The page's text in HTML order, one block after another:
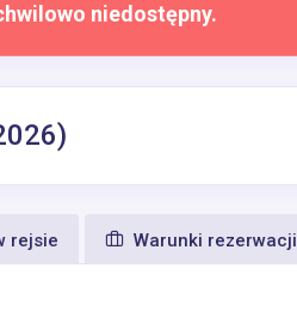
niedostępny.
rejsie Warunki rezerwacji